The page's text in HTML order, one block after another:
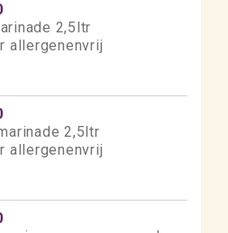
2,5ltr
allergenenvrij
2,5ltr
allergenenvrij